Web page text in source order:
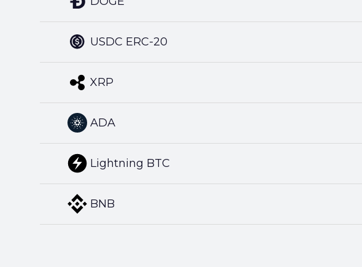
USDC ERC-20
XRP
ADA
Lightning BTC
BNB